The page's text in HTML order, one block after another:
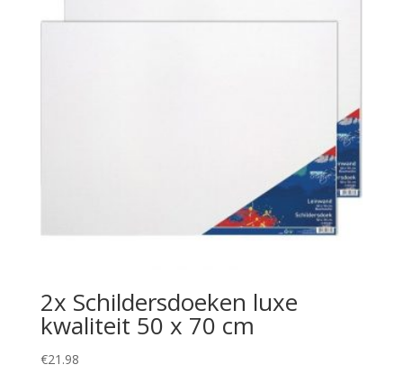
2x Schildersdoeken luxe
kwaliteit 50 x 70 cm
€21.98